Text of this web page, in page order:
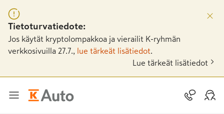
Tietoturvatiedote:
Jos käytät kryptolompakkoa ja vierailit K-ryhmän
verkkosivuilla 27.7.,
lue tärkeät lisätiedot
Lue tärkeät lisätiedot